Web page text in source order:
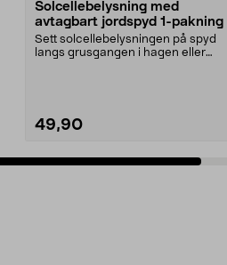
Solcellebelysning med
avtagbart jordspyd 1-pakning
Sett solcellebelysningen på spyd
langs grusgangen i hagen eller
49,90